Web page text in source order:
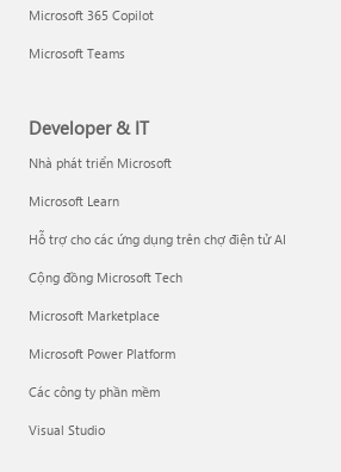
Microsoft 365 Copilot
Microsoft Teams
Developer & IT
Nhà phát triển Microsoft
Microsoft Learn
Hỗ trợ cho các ứng dụng trên chợ điện tử AI
Cộng đồng Microsoft Tech
Microsoft Marketplace
Microsoft Power Platform
Các công ty phần mềm
Visual Studio